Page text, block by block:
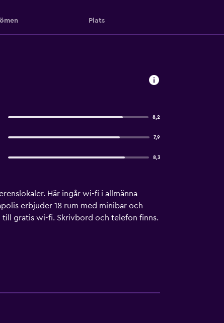
Plats
8,2
7,9
8,3
Här ingår wi-fi i allmänna
erbjuder 18 rum med minibar och
till gratis wi-fi. Skrivbord och telefon finns.